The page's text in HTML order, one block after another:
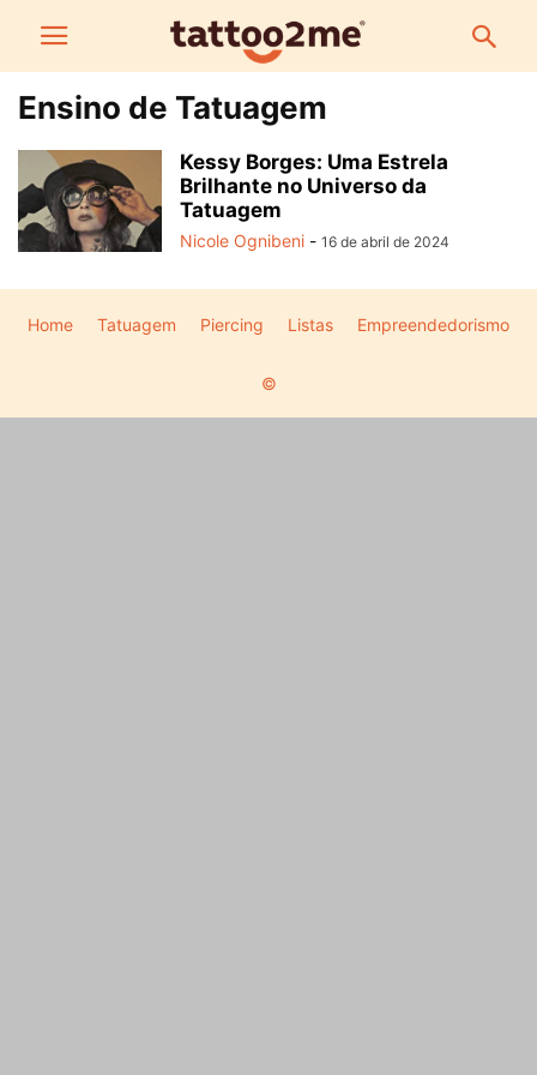
Ensino de Tatuagem
Kessy Borges: Uma Estrela
Brilhante no Universo da
Tatuagem
Nicole Ognibeni - 16 de abril de 2024
Home Tatuagem Piercing Listas Empreendedorismo
©